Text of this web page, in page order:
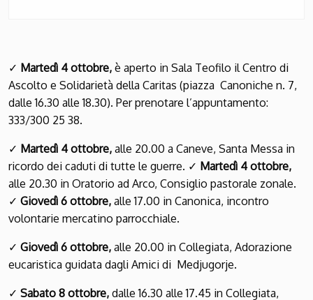
✓ Martedì 4 ottobre, è aperto in Sala Teofilo il Centro di
Ascolto e Solidarietà della Caritas (piazza Canoniche n. 7,
dalle 16.30 alle 18.30). Per prenotare l’appuntamento:
333/300 25 38.
✓ Martedì 4 ottobre, alle 20.00 a Caneve, Santa Messa in
ricordo dei caduti di tutte le guerre. ✓ Martedì 4 ottobre,
alle 20.30 in Oratorio ad Arco, Consiglio pastorale zonale.
✓ Giovedì 6 ottobre, alle 17.00 in Canonica, incontro
volontarie mercatino parrocchiale.
✓ Giovedì 6 ottobre, alle 20.00 in Collegiata, Adorazione
eucaristica guidata dagli Amici di Medjugorje.
✓ Sabato 8 ottobre, dalle 16.30 alle 17.45 in Collegiata,